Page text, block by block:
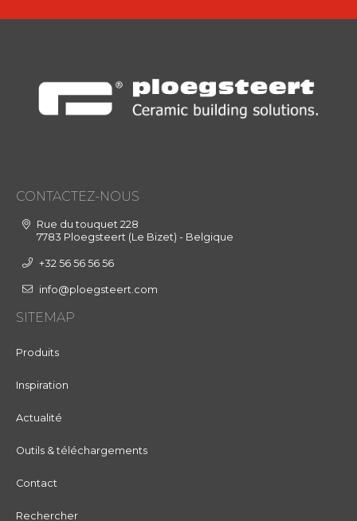
CONTACTEZ-NOUS
Rue du touquet 228
7783 Ploegsteert (Le Bizet) - Belgique
+32 56 56 56 56
info@ploegsteert.com
SITEMAP
Produits
Inspiration
Actualité
Outils & téléchargements
Contact
Rechercher